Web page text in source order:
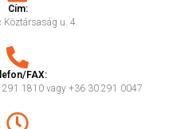
Cím:
Köztársaság u. 4.
FAX:
291 1810 vagy +36 30 291 0047